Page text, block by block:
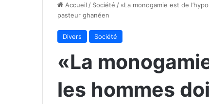
Accueil / Société / «La monogamie est de
pasteur ghanéen
Divers Société
«La
les hommes